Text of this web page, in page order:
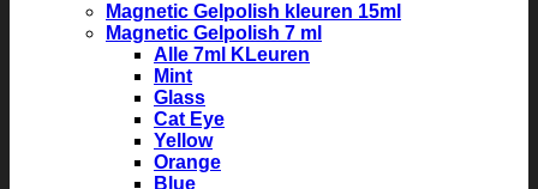
Magnetic Gelpolish kleuren 15ml
Magnetic Gelpolish 7 ml
Alle 7ml KLeuren
Mint
Glass
Cat Eye
Yellow
Orange
Blue